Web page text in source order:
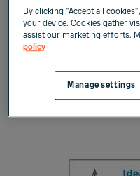
By clicking “Accept all
your device. Cookies gather
assist our marketing efforts.
policy
Manage settings